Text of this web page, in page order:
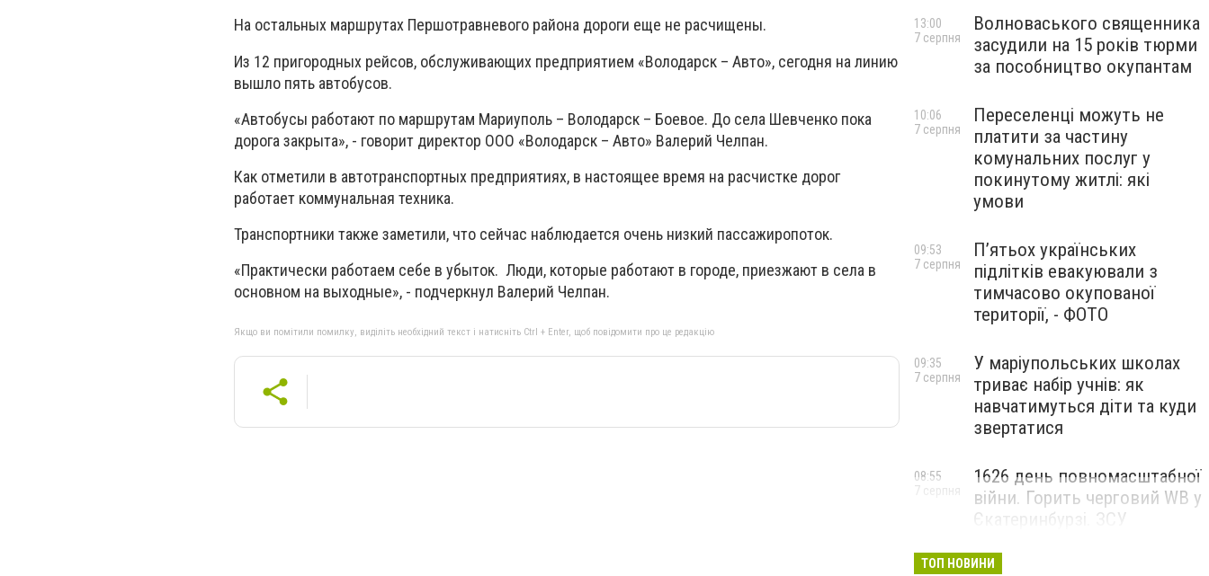
На остальных маршрутах Першотравневого района дороги еще не расчищены.
Из 12 пригородных рейсов, обслуживающих предприятием «Володарск – Авто», сегодня на линию
вышло пять автобусов.
«Автобусы работают по маршрутам Мариуполь – Володарск – Боевое. До села Шевченко пока
дорога закрыта», - говорит директор ООО «Володарск – Авто» Валерий Челпан.
Как отметили в автотранспортных предприятиях, в настоящее время на расчистке дорог
работает коммунальная техника.
Транспортники также заметили, что сейчас наблюдается очень низкий пассажиропоток.
«Практически работаем себе в убыток. Люди, которые работают в городе, приезжают в села в
основном на выходные», - подчеркнул Валерий Челпан.
Якщо ви помітили помилку, виділіть необхідний текст і натисніть Ctrl + Enter, щоб повідомити про це редакцію
Волноваського священника
засудили на 15 років тюрми
за пособництво окупантам
13:00
7 серпня
Переселенці можуть не
платити за частину
комунальних послуг у
покинутому житлі: які
умови
10:06
7 серпня
П’ятьох українських
підлітків евакуювали з
тимчасово окупованої
території, - ФОТО
09:53
7 серпня
У маріупольських школах
триває набір учнів: як
навчатимуться діти та куди
звертатися
09:35
7 серпня
1626 день повномасштабної
війни. Горить черговий WB у
Єкатеринбурзі. ЗСУ
Маріуполі
08:55
7 серпня
ТОП НОВИНИ